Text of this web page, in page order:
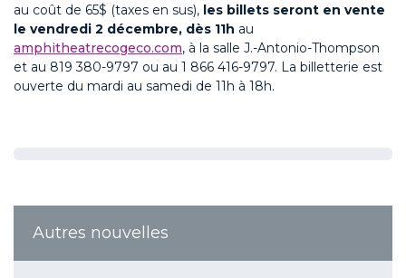
au coût de 65$ (taxes en sus), les billets seront en vente
le vendredi 2 décembre, dès 11h au
amphitheatrecogeco.com, à la salle J.-Antonio-Thompson
et au 819 380-9797 ou au 1 866 416-9797. La billetterie est
ouverte du mardi au samedi de 11h à 18h.
Autres nouvelles